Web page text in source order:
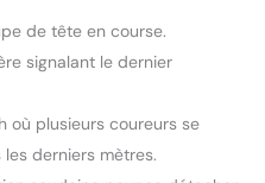
de tête en course.
signalant le dernier
où plusieurs coureurs se
derniers mètres.